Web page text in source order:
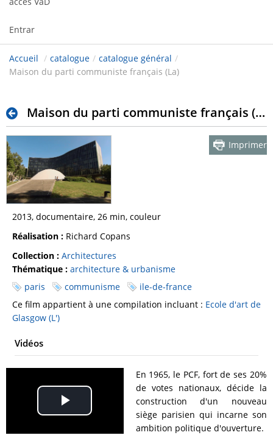
Entrar
Accueil / catalogue / catalogue général /
Maison du parti communiste français (La)
Maison du parti communiste français (La)
Imprimer
2013, documentaire, 26 min, couleur
Réalisation : Richard Copans
Collection : Architectures
Thématique : architecture & urbanisme
paris
communisme
ile-de-france
Ce film appartient à une compilation incluant : Ecole d'art de
Glasgow (L')
Vidéos
Play
En 1965, le PCF, fort de ses 20%
de votes nationaux, décide la
construction d'un nouveau
siège parisien qui incarne son
ambition politique d'ouverture.